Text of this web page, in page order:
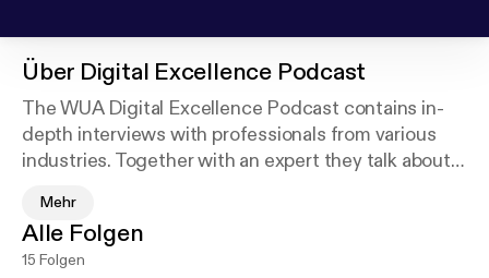
Über Digital Excellence Podcast
The WUA Digital Excellence Podcast contains in-
depth interviews with professionals from various
industries. Together with an expert they talk about
this? What drives them? Learn from the
conversations and be inspired.
Mehr
Alle Folgen
15 Folgen